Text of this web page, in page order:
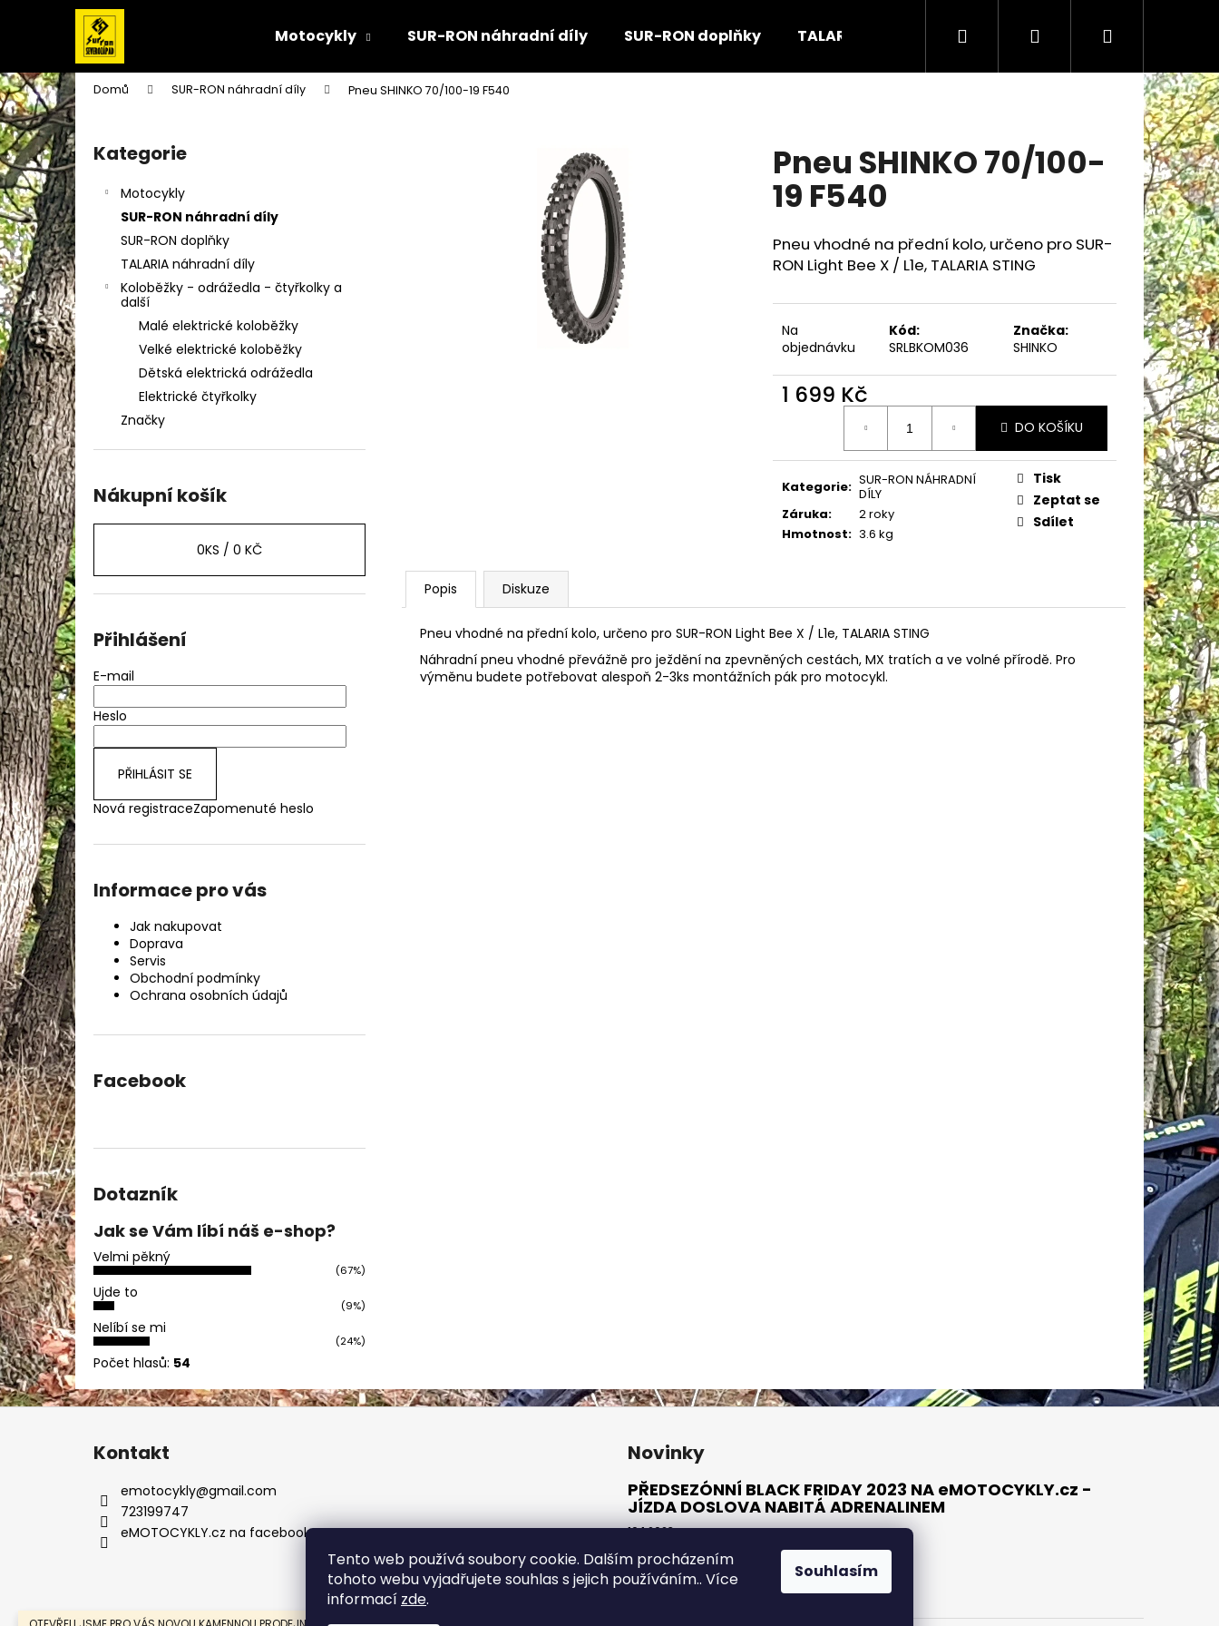
Tento web používá soubory cookie. Dalším procházením
tohoto webu vyjadřujete souhlas s jejich používáním.. Více
informací zde.
Souhlasím
Motocykly SUR-RON náhradní díly SUR-RON doplňky TALARIA náhradní díly Koloběžky - odrážedla -
Hledat PřihlášeníNákupní
košík
Domů SUR-RON náhradní díly Pneu SHINKO 70/100-19 F540
P
o
s
t
r
a
n
n
í
p
a
n
e
l
Přeskočit
kategorie
Kategorie
Motocykly
SUR-RON náhradní díly
SUR-RON doplňky
TALARIA náhradní díly
Koloběžky - odrážedla - čtyřkolky a
další
Malé elektrické koloběžky
Velké elektrické koloběžky
Dětská elektrická odrážedla
Elektrické čtyřkolky
Značky
Nákupní košík
0KS / 0 KČ
Přihlášení
E-mail
Heslo
PŘIHLÁSIT SE
Nová registraceZapomenuté heslo
Informace pro vás
Jak nakupovat
Doprava
Servis
Obchodní podmínky
Ochrana osobních údajů
Facebook
Dotazník
Jak se Vám líbí náš e-shop?
Velmi pěkný
(67%)
Ujde to
(9%)
Nelíbí se mi
(24%)
Počet hlasů: 54
Pneu SHINKO 70/100-
19 F540
Pneu vhodné na přední kolo, určeno pro SUR-
RON Light Bee X / L1e, TALARIA STING
Na
objednávku
Kód:
SRLBKOM036
Značka:
SHINKO
1 699 Kč
DO KOŠÍKU
Kategorie: SUR-RON NÁHRADNÍ
DÍLY
Záruka:
2 roky
Hmotnost: 3.6 kg
Tisk
Zeptat se
Sdílet
Popis Diskuze
Pneu vhodné na přední kolo, určeno pro SUR-RON Light Bee X / L1e, TALARIA STING
Náhradní pneu vhodné převážně pro ježdění na zpevněných cestách, MX tratích a ve volné přírodě. Pro
výměnu budete potřebovat alespoň 2-3ks montážních pák pro motocykl.
í
k
Zpět
do
obchodu
Zpět
do
obchodu
Co potřebujete najít?
Doporučujeme
LIGHT BEE BLATNÍK ZADNÍ POD SEDLO
CITI 60V 45AH BLUE - SUPER SOCO -
SILNIČNÍ ELEKTRICKÝ MOTOCYKL
94 500 Kč
Z
Kontakt
emotocykly@gmail.com
723199747
eMOTOCYKLY.cz na facebooku
Novinky
PŘEDSEZÓNNÍ BLACK FRIDAY 2023 NA eMOTOCYKLY.cz -
JÍZDA DOSLOVA NABITÁ ADRENALINEM
10.1.2023
ARCHIV